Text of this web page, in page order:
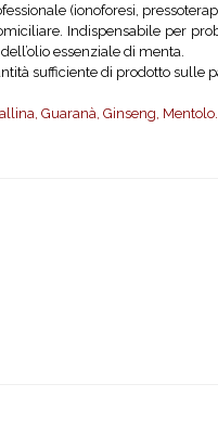
(ionoforesi,
Indispensabile per
essenziale di menta.
sufficiente di prodotto sulle
Guaranà, Ginseng, Mentolo.